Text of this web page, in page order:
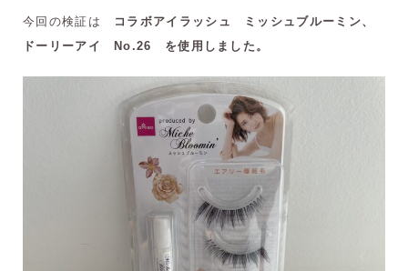
今回の検証は
コラボアイラッシュ ミッシュブルーミン、
ドーリーアイ No.26 を使用しました。